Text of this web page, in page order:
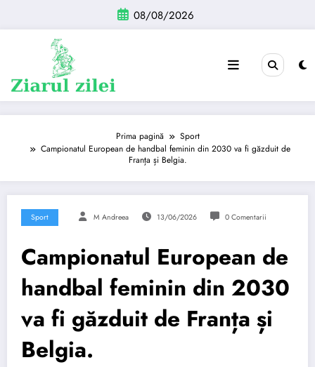
conținut
08/08/2026
Prima pagină
Sport
Campionatul European de handbal feminin din 2030 va fi găzduit de
Franța și Belgia.
Sport M Andreea 13/06/2026 0 Comentarii
Campionatul European de
handbal feminin din 2030
va fi găzduit de Franța și
Belgia.